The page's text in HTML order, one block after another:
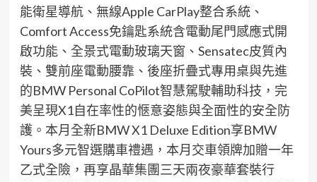
能衛星導航、無線Apple CarPlay整合系統、
Comfort Access免鑰匙系統含電動尾門感應式開
啟功能、全景式電動玻璃天窗、Sensatec皮質內
裝、雙前座電動腰靠、後座折疊式專用桌與先進
的BMW Personal CoPilot智慧駕駛輔助科技，完
美呈現X1自在率性的愜意姿態與全面性的安全防
護。本月全新BMW X1 Deluxe Edition享BMW
Yours多元智選購車禮遇，本月交車領牌加贈一年
乙式全險，再享晶華集團三天兩夜豪華套裝行